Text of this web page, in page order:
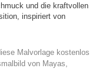
und die kraftvollen
inspiriert von
Malvorlage kostenlos
von Mayas,